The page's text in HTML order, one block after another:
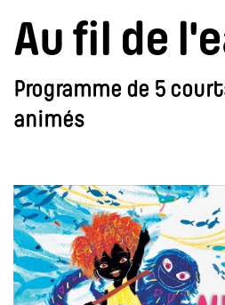
Au fil de
Programme de 5
animés